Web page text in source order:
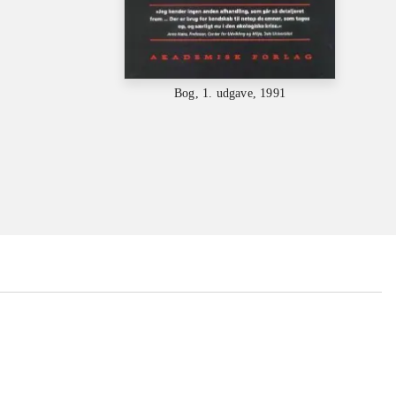
Bog, 1. udgave, 1991